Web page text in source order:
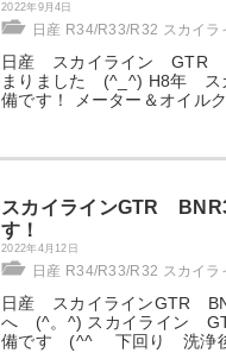
2022年9月4日
日産 R34/R33/R32 スカイラ
日産 スカイライン GTR
まりました (^_^) H8年
備です！ メーター＆オイル
スカイラインGTR
す！
2022年4月12日
日産 R34/R33/R32 スカイラ
日産 スカイラインGTR
へ (^。^) スカイライン
備です (^^ゞ 下回り 洗浄